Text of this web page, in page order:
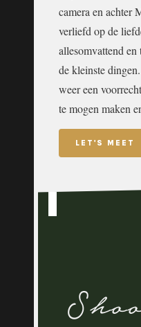
camera en achter
verliefd op de
allesomvattend
de kleinste
weer een
te mogen maken
LET'S MEET